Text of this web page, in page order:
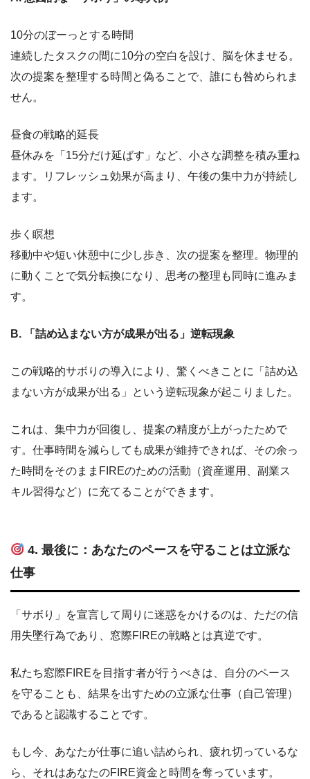
10分のぼーっとする時間
連続したタスクの間に10分の空白を設け、脳を休ませる。
次の提案を整理する時間と偽ることで、誰にも咎められま
せん。
昼食の戦略的延長
昼休みを「15分だけ延ばす」など、小さな調整を積み重ね
ます。リフレッシュ効果が高まり、午後の集中力が持続し
ます。
歩く瞑想
移動中や短い休憩中に少し歩き、次の提案を整理。物理的
に動くことで気分転換になり、思考の整理も同時に進みま
す。
B. 「詰め込まない方が成果が出る」逆転現象
この戦略的サボりの導入により、驚くべきことに「詰め込
まない方が成果が出る」という逆転現象が起こりました。
これは、集中力が回復し、提案の精度が上がったためで
す。仕事時間を減らしても成果が維持できれば、その余っ
た時間をそのままFIREのための活動（資産運用、副業ス
キル習得など）に充てることができます。
4. 最後に：あなたのペースを守ることは立派な
仕事
「サボり」を宣言して周りに迷惑をかけるのは、ただの信
用失墜行為であり、窓際FIREの戦略とは真逆です。
私たち窓際FIREを目指す者が行うべきは、自分のペース
を守ることも、結果を出すための立派な仕事（自己管理）
であると認識することです。
もし今、あなたが仕事に追い詰められ、疲れ切っているな
ら、それはあなたのFIRE資金と時間を奪っています。